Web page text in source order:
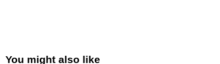
You might also like